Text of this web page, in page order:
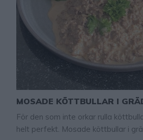
MOSADE KÖTTBULLAR I
För den som inte orkar rulla
helt perfekt. Mosade köttbullar i